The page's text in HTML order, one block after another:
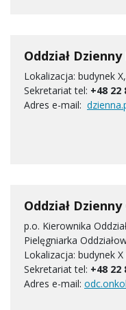
Oddział
Lokalizacja: budynek
Sekretariat tel: +48 22
Adres e-mail:
Oddział
p.o. Kierownika
Pielęgniarka
Lokalizacja: budynek
Sekretariat tel: +48 22
Adres e-mail: